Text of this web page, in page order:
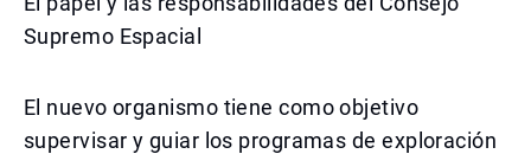
Supremo Espacial
El nuevo organismo tiene como objetivo
supervisar y guiar los programas de exploración